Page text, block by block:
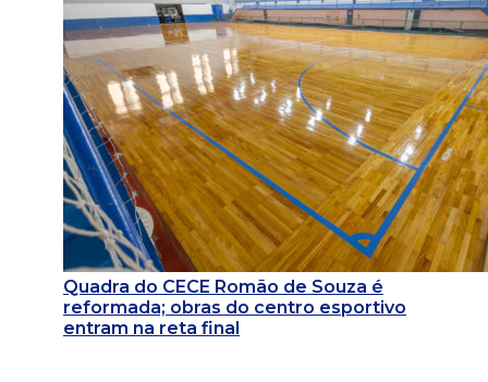
Quadra do CECE Romão de Souza é
reformada; obras do centro esportivo
entram na reta final